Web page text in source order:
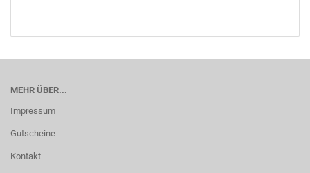
MEHR ÜBER...
Impressum
Gutscheine
Kontakt